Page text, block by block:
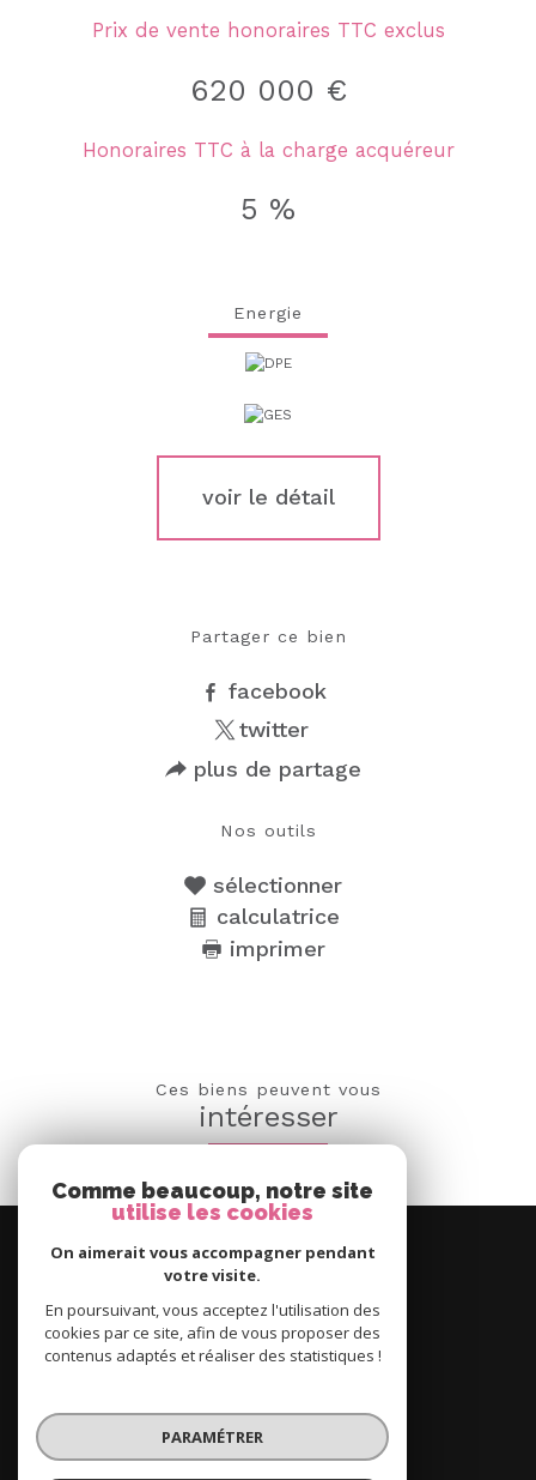
Prix de vente honoraires TTC exclus
620 000 €
Honoraires TTC à la charge acquéreur
5 %
Energie
voir le détail
Partager ce bien
facebook
twitter
plus de partage
Nos outils
sélectionner
calculatrice
imprimer
Ces biens peuvent vous
intéresser
suivre
Se
espace propriétaire
Comme beaucoup, notre site
utilise les cookies
On aimerait vous accompagner pendant
votre visite.
En poursuivant, vous acceptez l'utilisation des
cookies par ce site, afin de vous proposer des
contenus adaptés et réaliser des statistiques !
PARAMÉTRER